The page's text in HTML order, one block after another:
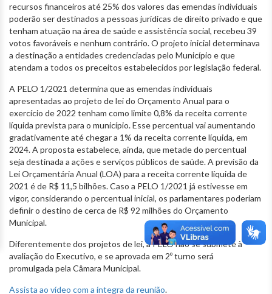
recursos financeiros até 25% dos valores das emendas individuais
poderão ser destinados a pessoas jurídicas de direito privado e que
tenham atuação na área de saúde e assistência social, recebeu 39
votos favoráveis e nenhum contrário. O projeto inicial determinava
a destinação a entidades credenciadas pelo Município e que
atendam a todos os preceitos estabelecidos por legislação federal.
A PELO 1/2021 determina que as emendas individuais
apresentadas ao projeto de lei do Orçamento Anual para o
exercício de 2022 tenham como limite 0,8% da receita corrente
líquida prevista para o município. Esse percentual vai aumentando
gradativamente até chegar a 1% da receita corrente líquida, em
2024. A proposta estabelece, ainda, que metade do percentual
seja destinada a ações e serviços públicos de saúde. A previsão da
Lei Orçamentária Anual (LOA) para a receita corrente líquida de
2021 é de R$ 11,5 bilhões. Caso a PELO 1/2021 já estivesse em
vigor, considerando o percentual inicial, os parlamentares poderiam
definir o destino de cerca de R$ 92 milhões do Orçamento
Municipal.
Diferentemente dos projetos de lei, a PELO não se submete à
avaliação do Executivo, e se aprovada em 2º turno será
promulgada pela Câmara Municipal.
Assista ao vídeo com a íntegra da reunião.